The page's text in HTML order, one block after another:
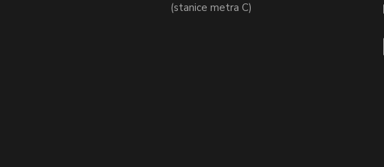
(stanice metra C)